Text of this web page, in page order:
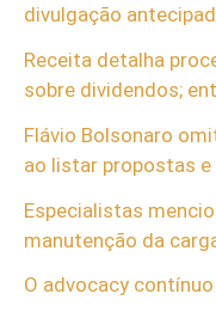
divulgação
Receita detalha
sobre dividendos;
Flávio Bolsonaro
ao listar propostas
Especialistas
manutenção da
O advocacy